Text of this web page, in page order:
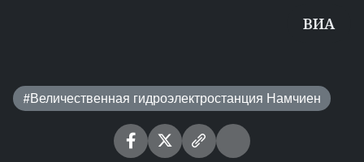
ВИA
#Величественная гидроэлектростанция Намчиен